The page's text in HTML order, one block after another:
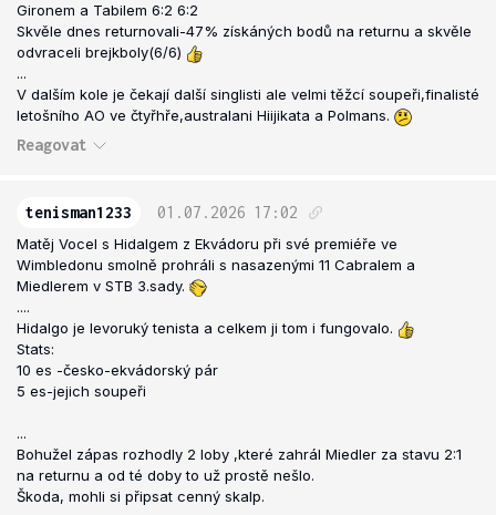
Gironem a Tabilem 6:2 6:2
Skvěle dnes returnovali-47% získáných bodů na returnu a skvěle
odvraceli brejkboly(6/6)
...
V dalším kole je čekají další singlisti ale velmi těžcí soupeři,finalisté
letošního AO ve čtyřhře,australani Hiijikata a Polmans.
Reagovat
tenisman1233 01.07.2026 17:02
Matěj Vocel s Hidalgem z Ekvádoru při své premiéře ve
Wimbledonu smolně prohráli s nasazenými 11 Cabralem a
Miedlerem v STB 3.sady.
....
Hidalgo je levoruký tenista a celkem ji tom i fungovalo.
Stats:
10 es -česko-ekvádorský pár
5 es-jejich soupeři
...
Bohužel zápas rozhodly 2 loby ,které zahrál Miedler za stavu 2:1
na returnu a od té doby to už prostě nešlo.
Škoda, mohli si připsat cenný skalp.